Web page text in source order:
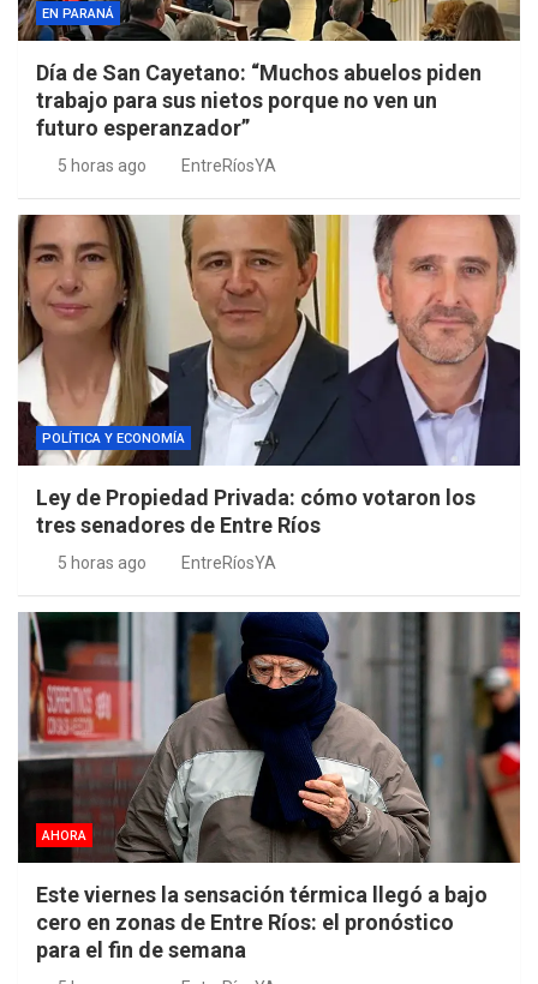
EN PARANÁ
Día de San Cayetano: “Muchos abuelos piden
trabajo para sus nietos porque no ven un
futuro esperanzador”
5 horas ago EntreRíosYA
POLÍTICA Y ECONOMÍA
Ley de Propiedad Privada: cómo votaron los
tres senadores de Entre Ríos
5 horas ago EntreRíosYA
AHORA
Este viernes la sensación térmica llegó a bajo
cero en zonas de Entre Ríos: el pronóstico
para el fin de semana